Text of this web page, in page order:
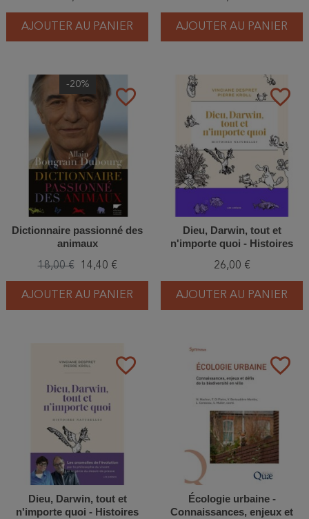
AJOUTER AU PANIER AJOUTER AU PANIER
favorite_border
-20%
Dictionnaire passionné des
animaux
18,00 € 14,40 €
AJOUTER AU PANIER
favorite_border
Dieu, Darwin, tout et
n'importe quoi - Histoires
26,00 €
AJOUTER AU PANIER
favorite_border
Dieu, Darwin, tout et
n'importe quoi - Histoires
favorite_border
Écologie urbaine -
Connaissances, enjeux et